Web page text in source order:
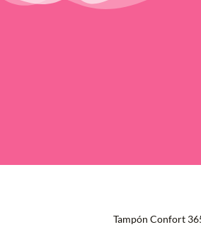
Tampón Confort